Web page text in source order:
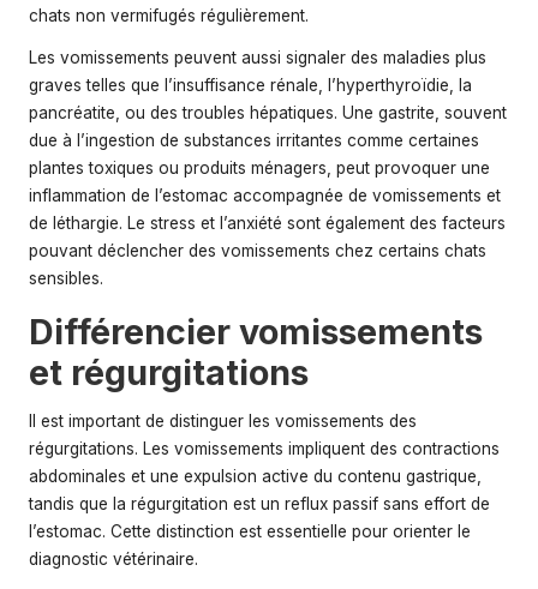
chats non vermifugés régulièrement.
Les vomissements peuvent aussi signaler des maladies plus
graves telles que l’insuffisance rénale , l’hyperthyroïdie, la
pancréatite, ou des troubles hépatiques. Une gastrite, souvent
due à l’ingestion de substances irritantes comme certaines
plantes toxiques ou produits ménagers, peut provoquer une
inflammation de l’estomac accompagnée de vomissements et
de léthargie. Le stress et l’anxiété sont également des facteurs
pouvant déclencher des vomissements chez certains chats
sensibles.
Différencier vomissements
et régurgitations
Il est important de distinguer les vomissements des
régurgitations. Les vomissements impliquent des contractions
abdominales et une expulsion active du contenu gastrique,
tandis que la régurgitation est un reflux passif sans effort de
l’estomac. Cette distinction est essentielle pour orienter le
diagnostic vétérinaire.